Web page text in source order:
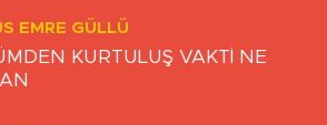
EMRE GÜLLÜ
KURTULUŞ VAKTİ NE